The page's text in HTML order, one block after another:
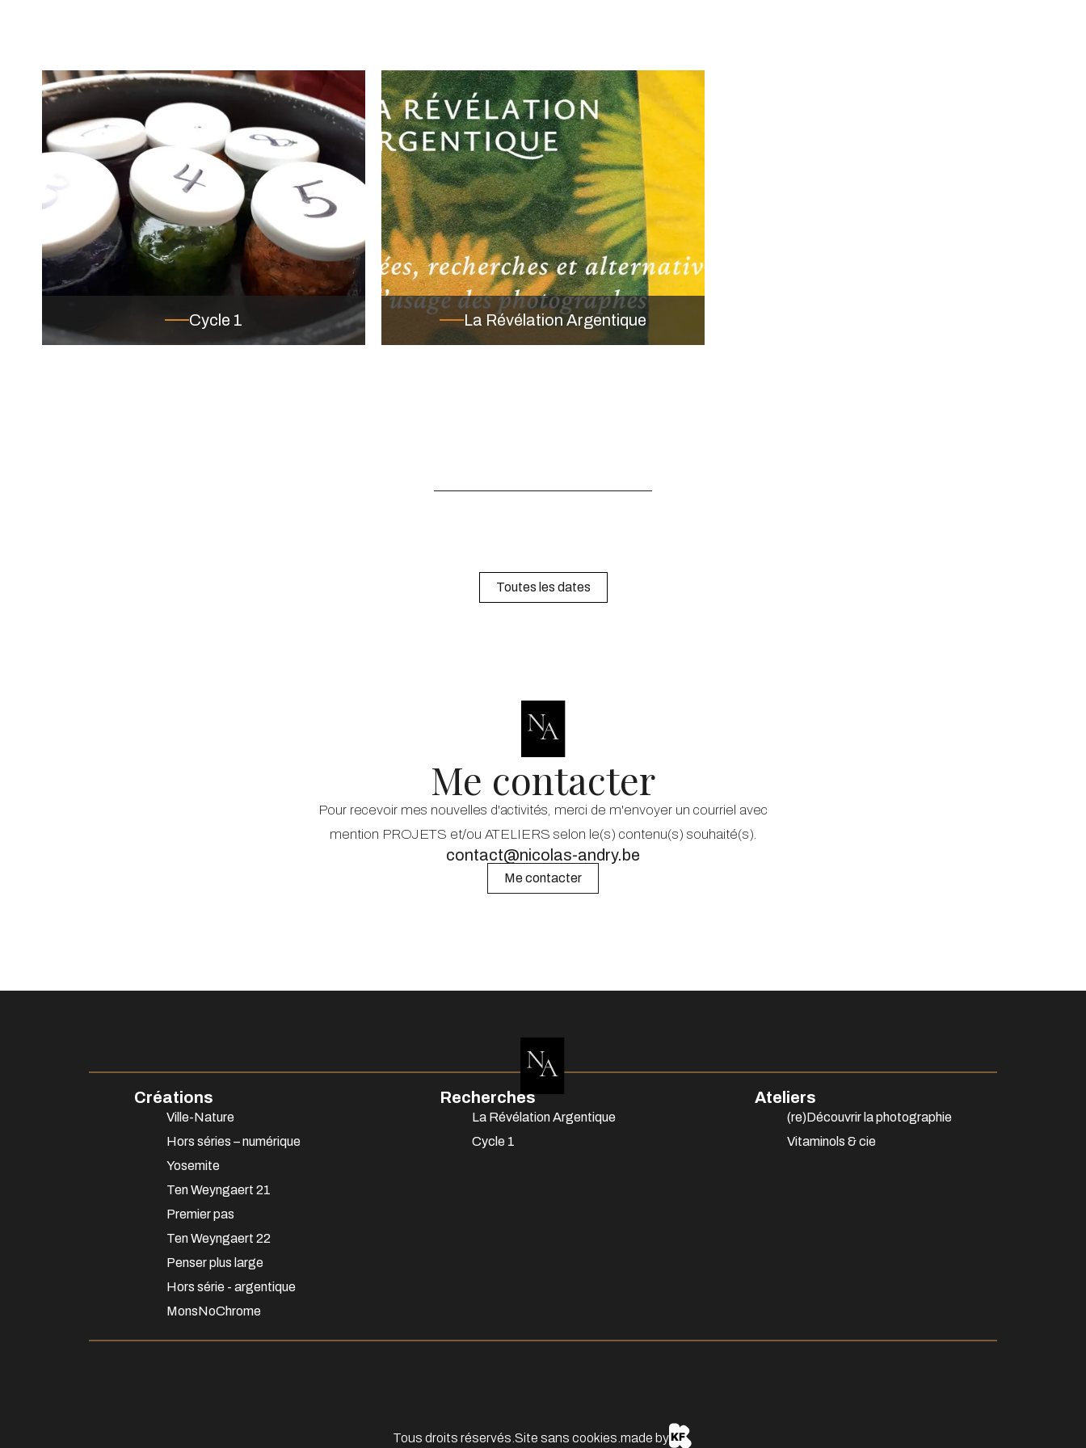
Cycle 1 La Révélation Argentique
Toutes les dates
Me contacter
Pour recevoir mes nouvelles d'activités, merci de m'envoyer un courriel avec
mention PROJETS et/ou ATELIERS selon le(s) contenu(s) souhaité(s).
contact@nicolas-andry.be
Me contacter
Créations
Ville-Nature
Hors séries – numérique
Yosemite
Ten Weyngaert 21
Premier pas
Ten Weyngaert 22
Penser plus large
Hors série - argentique
MonsNoChrome
Recherches
La Révélation Argentique
Cycle 1
Ateliers
(re)Découvrir la photographie
Vitaminols & cie
Tous droits réservés. Site sans cookies. made by